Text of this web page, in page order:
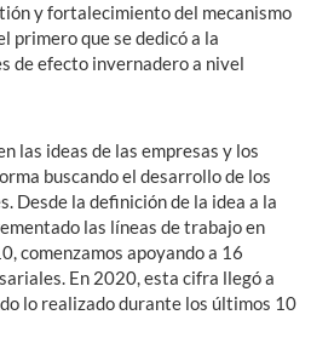
y fortalecimiento del mecanismo
primero que se dedicó a la
de efecto invernadero a nivel
las ideas de las empresas y los
buscando el desarrollo de los
Desde la definición de la idea a la
las líneas de trabajo en
comenzamos apoyando a 16
En 2020, esta cifra llegó a
lo realizado durante los últimos 10